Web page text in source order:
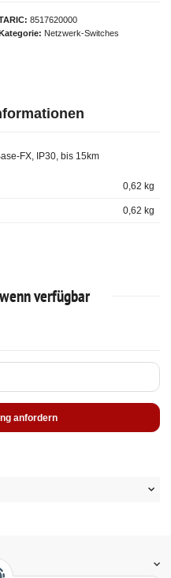
8517620000
Netzwerk-Switches
FX, IP30, bis 15km
0,62 kg
0,62 kg
verfügbar
anfordern